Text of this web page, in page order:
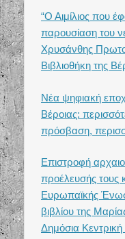
“Ο Αιμίλιος που
παρουσίαση του
Χρυσάνθης
Βιβλιοθήκη της
Νέα ψηφιακή
Βέροιας:
πρόσβαση,
Επιστροφή
προέλευσής τους
Ευρωπαϊκής
βιβλίου της
Δημόσια Κεντρική